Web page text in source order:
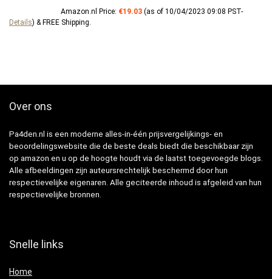
Amazon.nl Price: €19.03 (as of 10/04/2023 09:08 PST-
Details) & FREE Shipping.
Over ons
Pa4den.nl is een moderne alles-in-één prijsvergelijkings- en
beoordelingswebsite die de beste deals biedt die beschikbaar zijn
op amazon en u op de hoogte houdt via de laatst toegevoegde blogs.
Alle afbeeldingen zijn auteursrechtelijk beschermd door hun
respectievelijke eigenaren. Alle geciteerde inhoud is afgeleid van hun
respectievelijke bronnen.
Snelle links
Home